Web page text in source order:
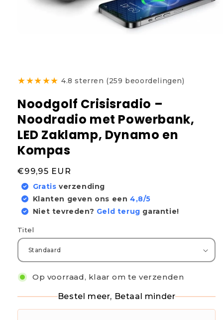
★★★★★ 4.8 sterren (259 beoordelingen)
Noodgolf Crisisradio –
Noodradio met Powerbank,
LED Zaklamp, Dynamo en
Kompas
Normale
prijs
€99,95 EUR
Gratis verzending
Klanten geven ons een 4,8/5
Niet tevreden? Geld terug garantie!
Titel
Op voorraad, klaar om te verzenden
Bestel meer, Betaal minder